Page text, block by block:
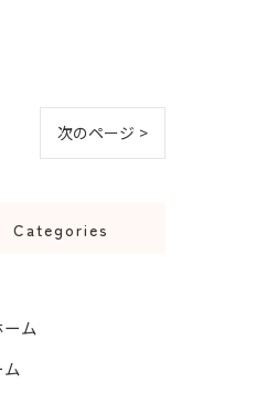
次のページ >
Categories
ム